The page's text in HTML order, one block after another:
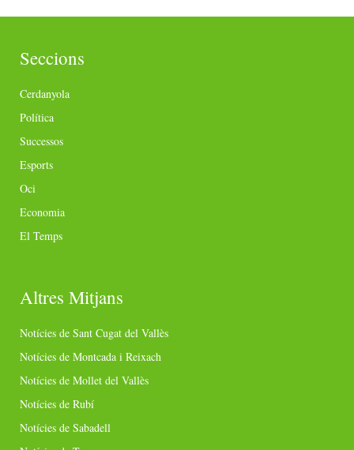
Seccions
Cerdanyola
Política
Successos
Esports
Oci
Economia
El Temps
Altres Mitjans
Notícies de Sant Cugat del Vallès
Notícies de Montcada i Reixach
Notícies de Mollet del Vallès
Notícies de Rubí
Notícies de Sabadell